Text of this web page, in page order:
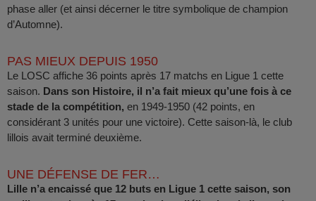
phase aller (et ainsi décerner le titre symbolique de champion
d’Automne).
PAS MIEUX DEPUIS 1950
Le LOSC affiche 36 points après 17 matchs en Ligue 1 cette
saison. Dans son Histoire, il n’a fait mieux qu’une fois à ce
stade de la compétition, en 1949-1950 (42 points, en
considérant 3 unités pour une victoire). Cette saison-là, le club
lillois avait terminé deuxième.
UNE DÉFENSE DE FER…
Lille n’a encaissé que 12 buts en Ligue 1 cette saison, son